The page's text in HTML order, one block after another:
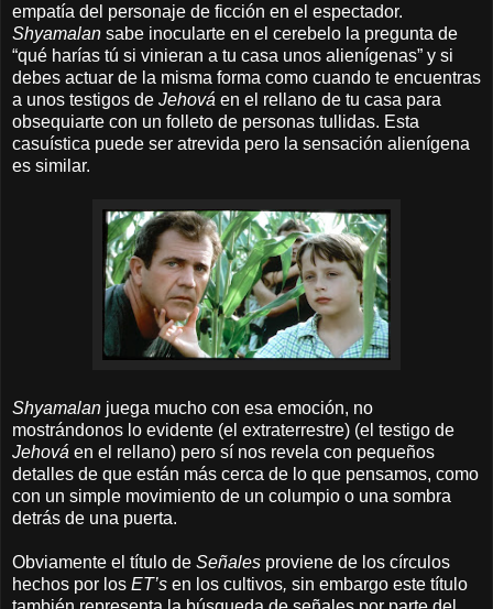
empatía del personaje de ficción en el espectador.
Shyamalan sabe inocularte en el cerebelo la pregunta de
“qué harías tú si vinieran a tu casa unos alienígenas” y si
debes actuar de la misma forma como cuando te encuentras
a unos testigos de Jehová en el rellano de tu casa para
obsequiarte con un folleto de personas tullidas. Esta
casuística puede ser atrevida pero la sensación alienígena
es similar.
Shyamalan juega mucho con esa emoción, no
mostrándonos lo evidente (el extraterrestre) (el testigo de
Jehová en el rellano) pero sí nos revela con pequeños
detalles de que están más cerca de lo que pensamos, como
con un simple movimiento de un columpio o una sombra
detrás de una puerta.
Obviamente el título de Señales proviene de los círculos
hechos por los ET’s en los cultivos, sin embargo este título